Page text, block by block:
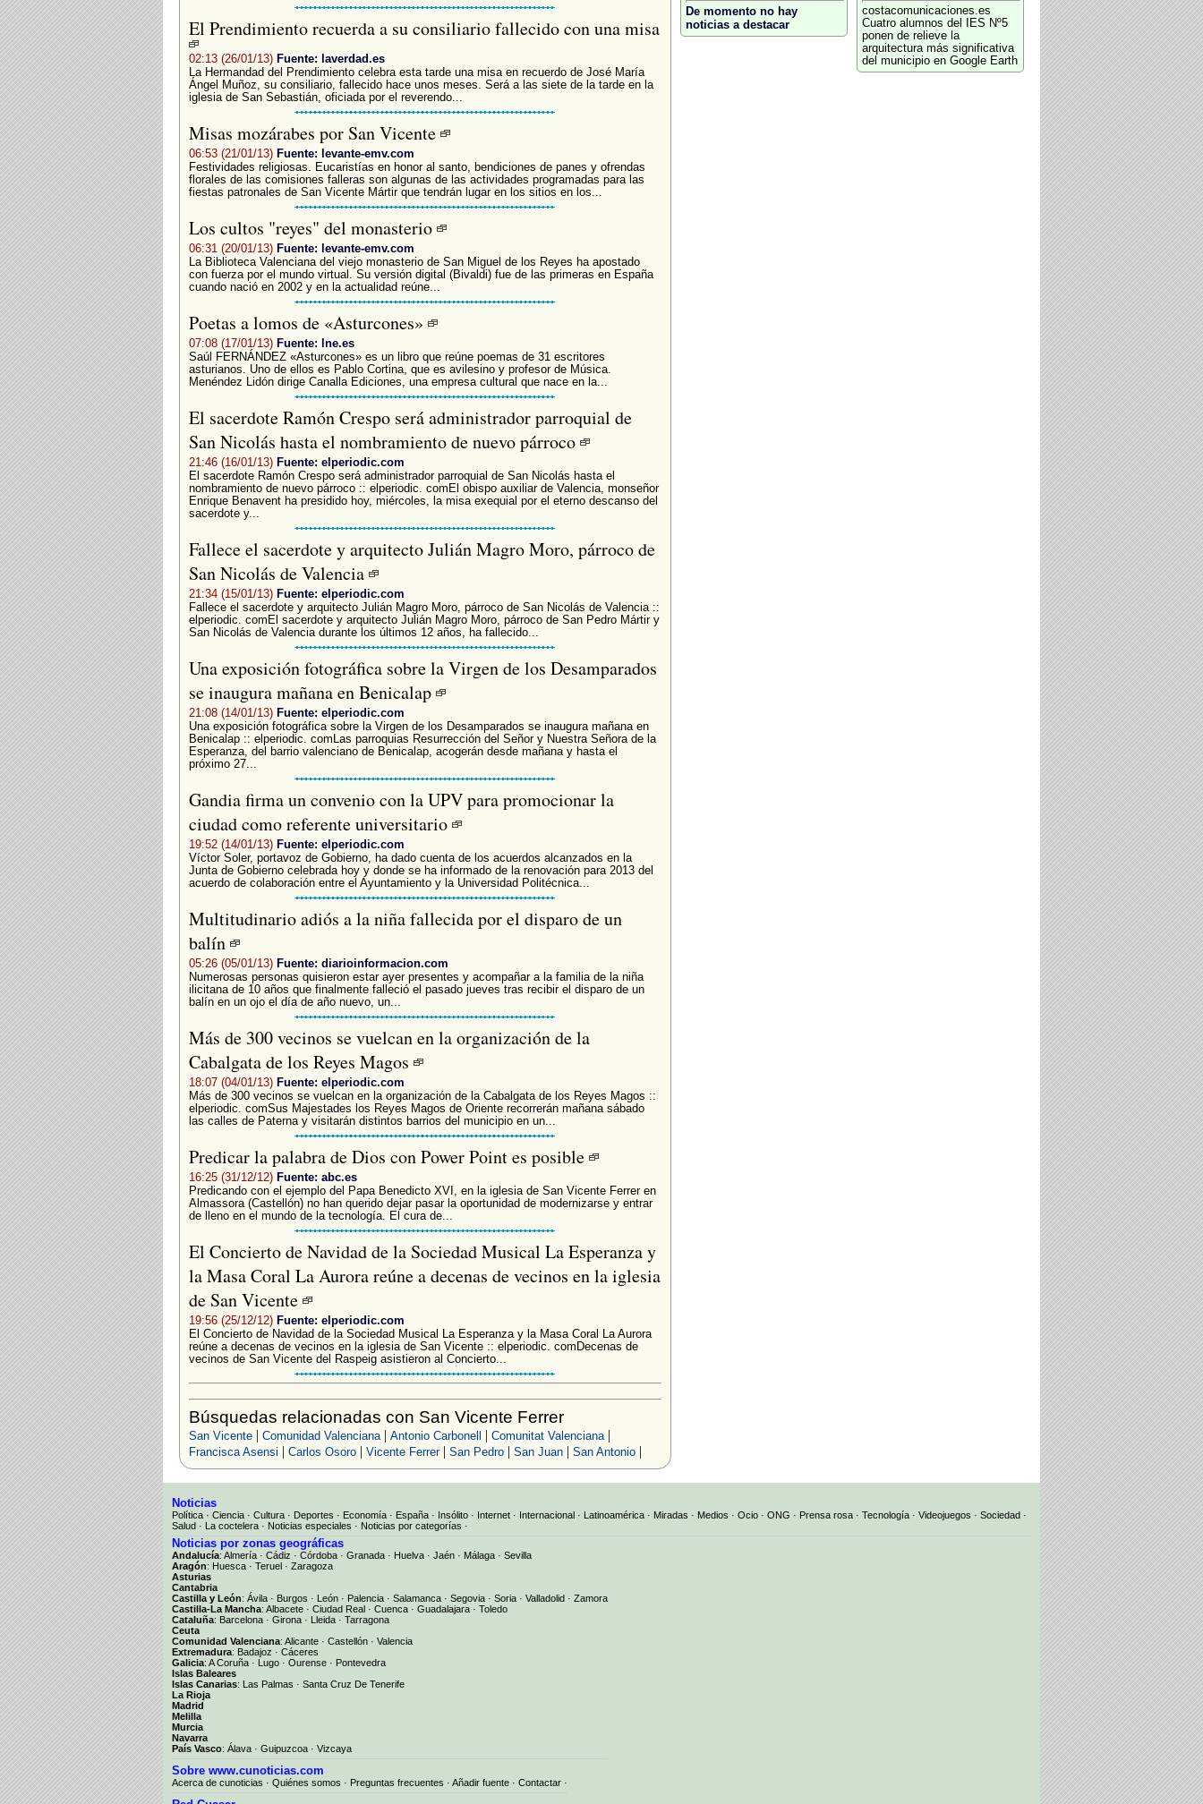
El Prendimiento recuerda a su consiliario fallecido con una misa
02:13 (26/01/13) Fuente: laverdad.es
La Hermandad del Prendimiento celebra esta tarde una misa en recuerdo de José María
Ángel Muñoz, su consiliario, fallecido hace unos meses. Será a las siete de la tarde en la
iglesia de San Sebastián, oficiada por el reverendo...
Misas mozárabes por San Vicente
06:53 (21/01/13) Fuente: levante-emv.com
Festividades religiosas. Eucaristías en honor al santo, bendiciones de panes y ofrendas
florales de las comisiones falleras son algunas de las actividades programadas para las
fiestas patronales de San Vicente Mártir que tendrán lugar en los sitios en los...
Los cultos "reyes" del monasterio
06:31 (20/01/13) Fuente: levante-emv.com
La Biblioteca Valenciana del viejo monasterio de San Miguel de los Reyes ha apostado
con fuerza por el mundo virtual. Su versión digital (Bivaldi) fue de las primeras en España
cuando nació en 2002 y en la actualidad reúne...
Poetas a lomos de «Asturcones»
07:08 (17/01/13) Fuente: lne.es
Saúl FERNÁNDEZ «Asturcones» es un libro que reúne poemas de 31 escritores
asturianos. Uno de ellos es Pablo Cortina, que es avilesino y profesor de Música.
Menéndez Lidón dirige Canalla Ediciones, una empresa cultural que nace en la...
El sacerdote Ramón Crespo será administrador parroquial de
San Nicolás hasta el nombramiento de nuevo párroco
21:46 (16/01/13) Fuente: elperiodic.com
El sacerdote Ramón Crespo será administrador parroquial de San Nicolás hasta el
nombramiento de nuevo párroco :: elperiodic. comEl obispo auxiliar de Valencia, monseñor
Enrique Benavent ha presidido hoy, miércoles, la misa exequial por el eterno descanso del
sacerdote y...
Fallece el sacerdote y arquitecto Julián Magro Moro, párroco de
San Nicolás de Valencia
21:34 (15/01/13) Fuente: elperiodic.com
Fallece el sacerdote y arquitecto Julián Magro Moro, párroco de San Nicolás de Valencia ::
elperiodic. comEl sacerdote y arquitecto Julián Magro Moro, párroco de San Pedro Mártir y
San Nicolás de Valencia durante los últimos 12 años, ha fallecido...
Una exposición fotográfica sobre la Virgen de los Desamparados
se inaugura mañana en Benicalap
21:08 (14/01/13) Fuente: elperiodic.com
Una exposición fotográfica sobre la Virgen de los Desamparados se inaugura mañana en
Benicalap :: elperiodic. comLas parroquias Resurrección del Señor y Nuestra Señora de la
Esperanza, del barrio valenciano de Benicalap, acogerán desde mañana y hasta el
próximo 27...
Gandia firma un convenio con la UPV para promocionar la
ciudad como referente universitario
19:52 (14/01/13) Fuente: elperiodic.com
Víctor Soler, portavoz de Gobierno, ha dado cuenta de los acuerdos alcanzados en la
Junta de Gobierno celebrada hoy y donde se ha informado de la renovación para 2013 del
acuerdo de colaboración entre el Ayuntamiento y la Universidad Politécnica...
Multitudinario adiós a la niña fallecida por el disparo de un
balín
05:26 (05/01/13) Fuente: diarioinformacion.com
Numerosas personas quisieron estar ayer presentes y acompañar a la familia de la niña
ilicitana de 10 años que finalmente falleció el pasado jueves tras recibir el disparo de un
balín en un ojo el día de año nuevo, un...
Más de 300 vecinos se vuelcan en la organización de la
Cabalgata de los Reyes Magos
18:07 (04/01/13) Fuente: elperiodic.com
Más de 300 vecinos se vuelcan en la organización de la Cabalgata de los Reyes Magos ::
elperiodic. comSus Majestades los Reyes Magos de Oriente recorrerán mañana sábado
las calles de Paterna y visitarán distintos barrios del municipio en un...
Predicar la palabra de Dios con Power Point es posible
16:25 (31/12/12) Fuente: abc.es
Predicando con el ejemplo del Papa Benedicto XVI, en la iglesia de San Vicente Ferrer en
Almassora (Castellón) no han querido dejar pasar la oportunidad de modernizarse y entrar
de lleno en el mundo de la tecnología. El cura de...
El Concierto de Navidad de la Sociedad Musical La Esperanza y
la Masa Coral La Aurora reúne a decenas de vecinos en la iglesia
de San Vicente
19:56 (25/12/12) Fuente: elperiodic.com
El Concierto de Navidad de la Sociedad Musical La Esperanza y la Masa Coral La Aurora
reúne a decenas de vecinos en la iglesia de San Vicente :: elperiodic. comDecenas de
vecinos de San Vicente del Raspeig asistieron al Concierto...
Búsquedas relacionadas con San Vicente Ferrer
San Vicente| Comunidad Valenciana| Antonio Carbonell | Comunitat Valenciana|
Francisca Asensi | Carlos Osoro| Vicente Ferrer| San Pedro| San Juan| San Antonio|
De momento no hay
noticias a destacar
costacomunicaciones.es
Cuatro alumnos del IES Nº5
ponen de relieve la
arquitectura más significativa
del municipio en Google Earth
Noticias
Política · Ciencia · Cultura · Deportes · Economía · España · Insólito · Internet · Internacional · Latinoamérica · Miradas · Medios · Ocio · ONG · Prensa rosa · Tecnología · Videojuegos · Sociedad ·
Salud · La coctelera · Noticias especiales · Noticias por categorías ·
Noticias por zonas geográficas
Andalucía: Almería · Cádiz · Córdoba · Granada · Huelva · Jaén · Málaga · Sevilla
Aragón: Huesca · Teruel · Zaragoza
Asturias
Cantabria
Castilla y León: Ávila · Burgos · León · Palencia · Salamanca · Segovia · Soria · Valladolid · Zamora
Castilla-La Mancha: Albacete · Ciudad Real · Cuenca · Guadalajara · Toledo
Cataluña: Barcelona · Girona · Lleida · Tarragona
Ceuta
Comunidad Valenciana: Alicante · Castellón · Valencia
Extremadura: Badajoz · Cáceres
Galicia: A Coruña · Lugo · Ourense · Pontevedra
Islas Baleares
Islas Canarias: Las Palmas · Santa Cruz De Tenerife
La Rioja
Madrid
Melilla
Murcia
Navarra
País Vasco: Álava · Guipuzcoa · Vizcaya
Sobre www.cunoticias.com
Acerca de cunoticias · Quiénes somos · Preguntas frecuentes · Añadir fuente · Contactar ·